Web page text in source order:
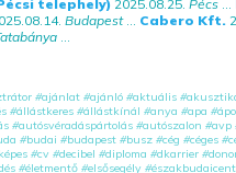
telephely) 2025.08.25. Pécs...
Budapest... Cabero Kft.
...
#ajánlat #ajánló #aktuális #
#állástkeres #állástkínál #anya #apa #
#autósvéradáspártolás #autószalon #avp
#budai #budapest #busz #cég #céges #
#cv #decibel #diploma #dkarrier #
#életmentő #elsősegély #